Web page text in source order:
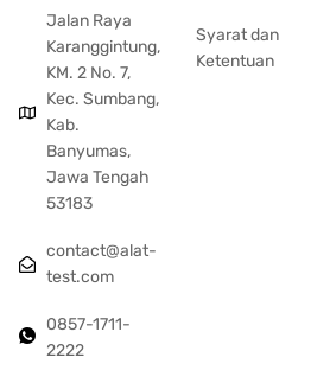
Jalan Raya
Karanggintung,
KM. 2 No. 7,
Kec. Sumbang,
Kab.
Banyumas,
Jawa Tengah
53183
contact@alat-
test.com
0857-1711-
2222
Syarat dan
Ketentuan